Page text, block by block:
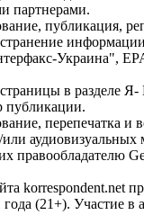
партнерами.
публикация,
Украина",
в разделе Я-
публикации.
перепечатка и
аудиовизуальных
правообладателю
korrespondent.net
(21+). Участие в